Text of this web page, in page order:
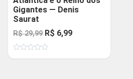
Gigantes — Denis
Saurat
R$29,99 O
preço
original
R$ 6,99O
atual